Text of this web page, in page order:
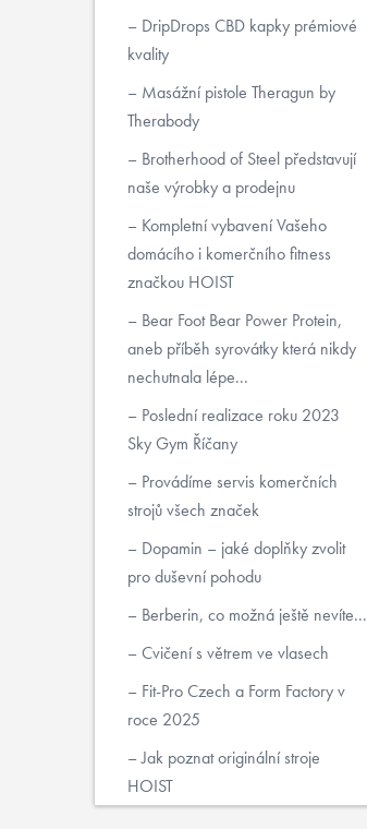
DripDrops CBD kapky prémiové
kvality
Masážní pistole Theragun by
Therabody
Brotherhood of Steel představují
naše výrobky a prodejnu
Kompletní vybavení Vašeho
domácího i komerčního fitness
značkou HOIST
Bear Foot Bear Power Protein,
aneb příběh syrovátky která nikdy
nechutnala lépe...
Poslední realizace roku 2023
Sky Gym Říčany
Provádíme servis komerčních
strojů všech značek
Dopamin – jaké doplňky zvolit
pro duševní pohodu
Berberin, co možná ještě nevíte...
Cvičení s větrem ve vlasech
Fit-Pro Czech a Form Factory v
roce 2025
Jak poznat originální stroje
HOIST